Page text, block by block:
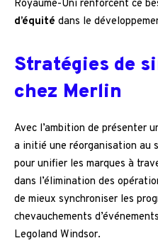
Royaume-Uni renforcent ce
d’équité dans le
Stratégies de
chez Merlin
Avec l’ambition de présenter
a initié une réorganisation au
pour unifier les marques à
dans l’élimination des
de mieux synchroniser les
chevauchements
Legoland Windsor.